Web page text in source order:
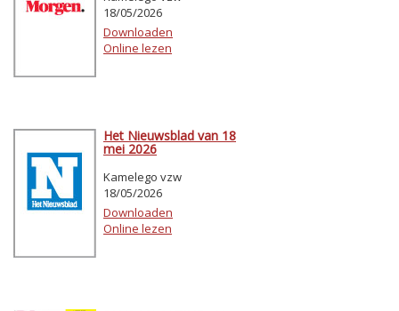
18/05/2026
Downloaden
Online lezen
Het Nieuwsblad van 18
mei 2026
Kamelego vzw
18/05/2026
Downloaden
Online lezen